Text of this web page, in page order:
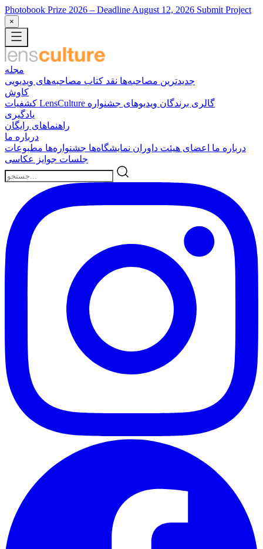
Photobook Prize 2026 – Deadline August 12, 2026 Submit Project
×
مجله
جدیدترین مصاحبه‌ها نقد کتاب مصاحبه‌های ویدیویی
کاوش
کشفیات LensCulture
گالری برندگان ویدیوهای جشنواره
یادگیری
راهنماهای رایگان
درباره ما
درباره ما
اعضای هیئت داوران نمایشگاه‌ها جشنواره‌ها مطبوعات
جلسات جوایز عکاسی